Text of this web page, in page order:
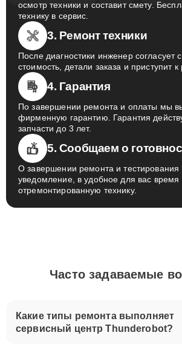
осмотр техники и составит смету.
технику в сервис.
3. Ремонт техники
После диагностики инженер согласует
стоимость, детали заказа и приступит к
4. Гарантия
По завершении ремонта и оплаты мы
фирменную гарантию. Гарантия
запчасти до 3 лет.
5. Сообщаем о
О завершении ремонта и тестирования
уведомление, в удобное для вас время
отремонтированную технику.
Часто задаваемые
Какие типы ремонта выполняет
сервисный центр Thunderobot?